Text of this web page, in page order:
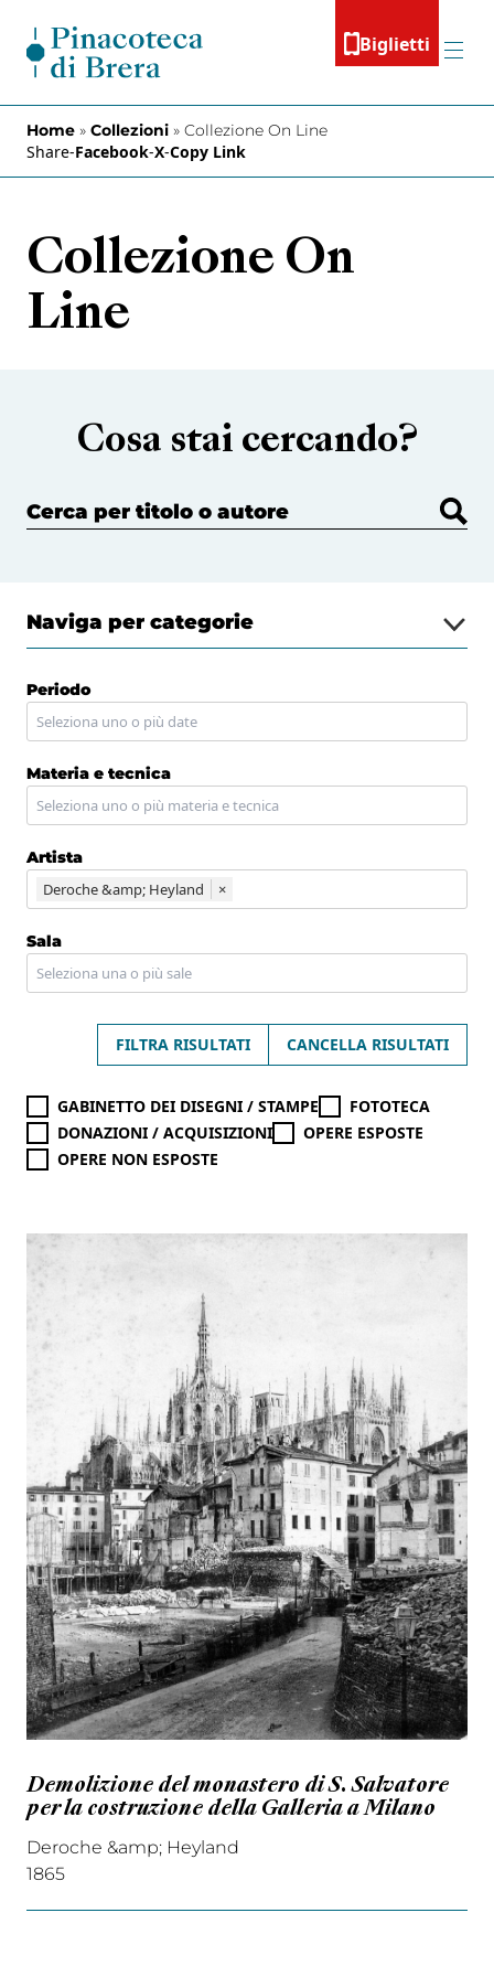
Biglietti
Menu
Home » Collezioni » Collezione On Line
Share-Facebook-X-Copy Link
Collezione On
Line
Cosa stai cercando?
Cerca per titolo o autore
Naviga per categorie
Periodo
Materia e tecnica
Artista
Deroche &amp; Heyland
×
Sala
FILTRA RISULTATI CANCELLA RISULTATI
GABINETTO DEI DISEGNI / STAMPE
FOTOTECA
DONAZIONI / ACQUISIZIONI
OPERE ESPOSTE
OPERE NON ESPOSTE
Demolizione del monastero di S. Salvatore
per la costruzione della Galleria a Milano
Deroche &amp; Heyland
1865